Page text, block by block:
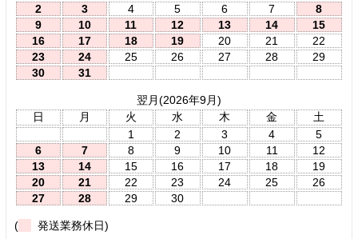
2
3 4 5 6 7
8
9
10 11 12 13 14
15
16
17 18 19 20 21
22
23
24 25 26 27 28
29
30
31
翌月(2026年9月)
日
月 火 水 木 金
土
1
2 3 4
5
6
7 8 9 10 11
12
13
14 15 16 17 18
19
20
21 22 23 24 25
26
27
28 29 30
( 発送業務休日)